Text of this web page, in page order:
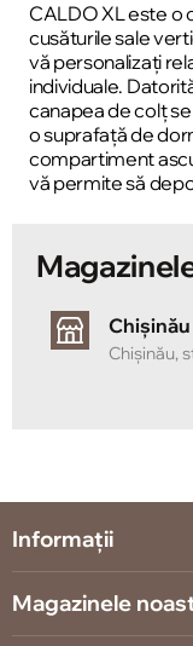
CALDO XL este o
cusăturile sale
vă personalizați
individuale.
canapea de colț
o suprafață de
compartiment
vă permite să
Chișinău
Chișinău,
Informații
Magazinele